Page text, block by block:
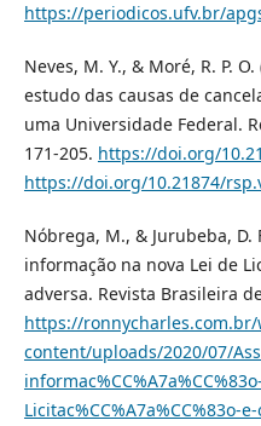
https://periodicos.ufv.br/
Neves, M. Y., & Moré, R. P.
estudo das causas de
uma Universidade Federal.
171-205. https://doi.org/
https://doi.org/10.21874/
Nóbrega, M., & Jurubeba, D.
informação na nova Lei de
adversa. Revista Brasileira
https://ronnycharles.com.br/
content/uploads/2020/07/
Licitac%CC%A7a%CC%83o-